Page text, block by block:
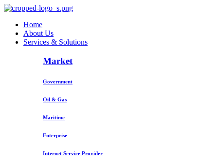
Home
About Us
Services & Solutions
Market
Government
Oil & Gas
Maritime
Enterprise
Internet Service Provider